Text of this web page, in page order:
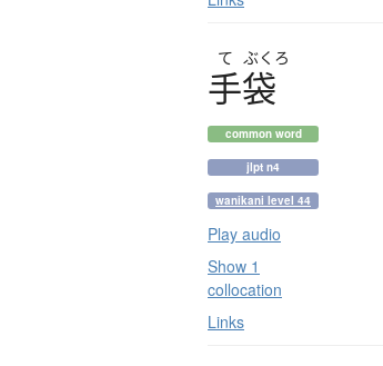
て ぶくろ
手袋
common word
jlpt n4
wanikani level 44
Play audio
Show 1
collocation
Links